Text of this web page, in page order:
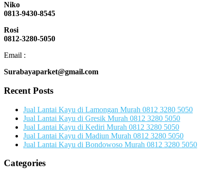
Niko
0813-9430-8545
Rosi
0812-3280-5050
Email :
Surabayaparket@gmail.com
Recent Posts
Jual Lantai Kayu di Lamongan Murah 0812 3280 5050
Jual Lantai Kayu di Gresik Murah 0812 3280 5050
Jual Lantai Kayu di Kediri Murah 0812 3280 5050
Jual Lantai Kayu di Madiun Murah 0812 3280 5050
Jual Lantai Kayu di Bondowoso Murah 0812 3280 5050
Categories